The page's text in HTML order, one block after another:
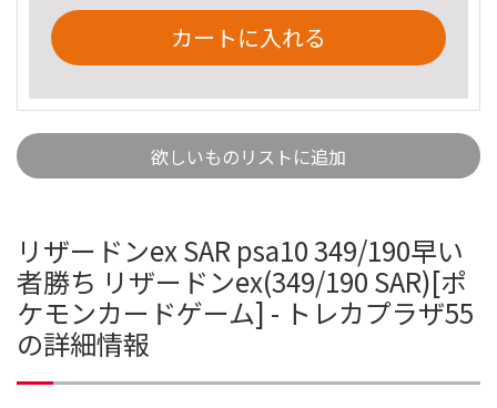
カートに入れる
欲しいものリストに追加
リザードンex SAR psa10 349/190早い
者勝ち リザードンex(349/190 SAR)[ポ
ケモンカードゲーム] - トレカプラザ55
の詳細情報